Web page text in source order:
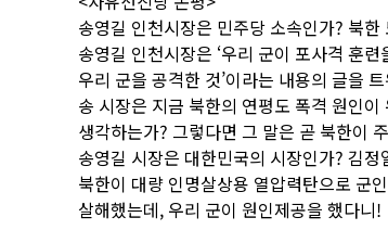
송영길 인천시장은 민주당 소속인가? 북한
송영길 인천시장은 ‘우리 군이 포사격 훈
우리 군을 공격한 것’이라는 내용의 글을
송 시장은 지금 북한의 연평도 폭격 원인
생각하는가? 그렇다면 그 말은 곧 북한이
송영길 시장은 대한민국의 시장인가? 김정
북한이 대량 인명살상용 열압력탄으로 군
살해했는데, 우리 군이 원인제공을 했다니!